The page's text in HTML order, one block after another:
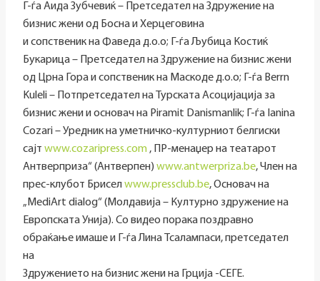
Г-ѓа Аида Зубчевиќ – Претседател на Здружение на
бизнис жени од Босна и Херцеговина
и сопственик на Фаведа д.о.о; Г-ѓа Љубица Костиќ
Букарица – Претседател на Здружение на бизнис жени
од Црна Гора и сопственик на Маскоде д.о.о; Г-ѓа Berrn
Kuleli – Потпретседател на Турската Асоцијација за
бизнис жени и основач на Piramit Danismanlik; Г-ѓа Ianina
Cozari – Уредник на уметничко-културниот белгиски
сајт www.cozaripress.com , ПР-менаџер на театарот
Антверприза“ (Антверпен) www.antwerpriza.be, Член на
прес-клубот Бриселwww.pressclub.be, Основач на
„MediArt dialog“ (Молдавија – Културно здружение на
Европската Унија). Со видео порака поздравно
обраќање имаше и Г-ѓа Лина Тсалампаси, претседател
на
Здружението на бизнис жени на Грција -СЕГЕ.